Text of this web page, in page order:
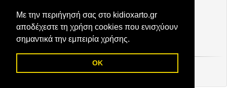
Με την περιήγησή σας στο kidioxarto.gr
αποδέχεστε τη χρήση cookies που ενισχύουν
σημαντικά την εμπειρία χρήσης.
OK
Διαφήμιση
Επικοινωνία
© 2026 Kidioxarto.gr /Επικοινωνία